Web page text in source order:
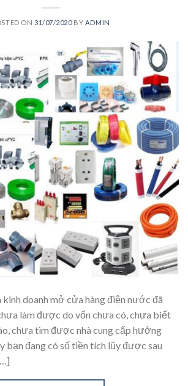
ON 31/07/2020BY ADMIN
kinh doanh mở cửa hàng điện nước đã
làm được do vốn chưa có, chưa biết
chưa tìm được nhà cung cấp hướng
bạn đang có số tiền tích lũy được sau